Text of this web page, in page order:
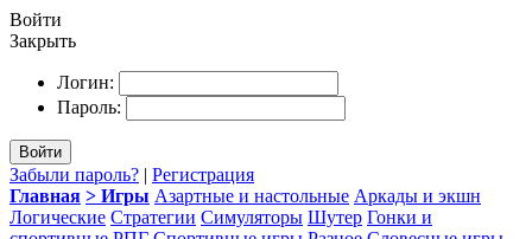
Войти
Закрыть
Логин:
Пароль:
Войти
Забыли пароль? | Регистрация
Главная > Игры Азартные и настольные Аркады и экшн
Логические Стратегии Симуляторы Шутер Гонки и